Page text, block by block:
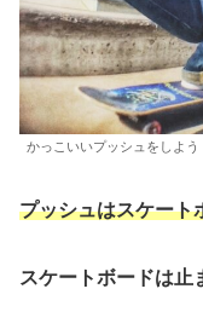
かっこいいプッシュをしよう
プッシュはスケート
スケートボードは止